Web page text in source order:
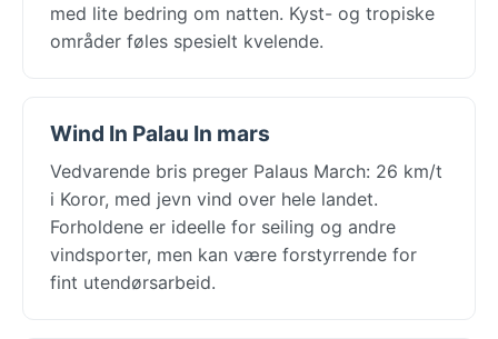
med lite bedring om natten. Kyst- og tropiske
områder føles spesielt kvelende.
Wind In Palau In mars
Vedvarende bris preger Palaus March: 26 km/t
i Koror, med jevn vind over hele landet.
Forholdene er ideelle for seiling og andre
vindsporter, men kan være forstyrrende for
fint utendørsarbeid.